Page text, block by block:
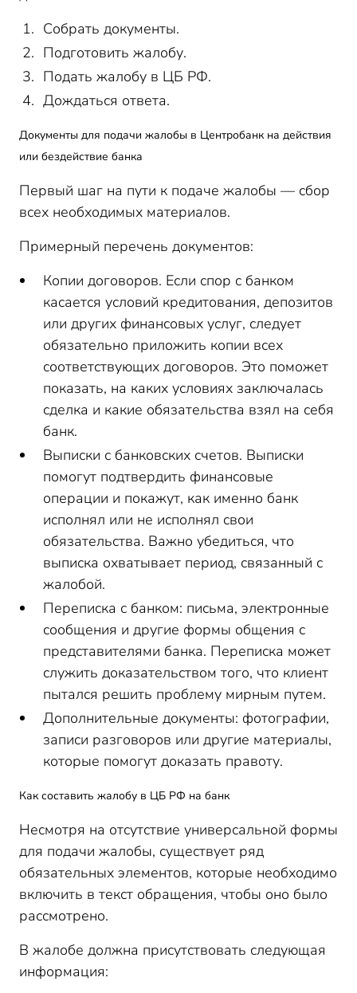
Собрать документы.
Подготовить жалобу.
Подать жалобу в ЦБ РФ.
Дождаться ответа.
Документы для подачи жалобы в Центробанк на действия
или бездействие банка
Первый шаг на пути к подаче жалобы — сбор
всех необходимых материалов.
Примерный перечень документов:
Копии договоров. Если спор с банком
касается условий кредитования, депозитов
или других финансовых услуг, следует
обязательно приложить копии всех
соответствующих договоров. Это поможет
показать, на каких условиях заключалась
сделка и какие обязательства взял на себя
банк.
Выписки с банковских счетов. Выписки
помогут подтвердить финансовые
операции и покажут, как именно банк
исполнял или не исполнял свои
обязательства. Важно убедиться, что
выписка охватывает период, связанный с
жалобой.
Переписка с банком: письма, электронные
сообщения и другие формы общения с
представителями банка. Переписка может
служить доказательством того, что клиент
пытался решить проблему мирным путем.
Дополнительные документы: фотографии,
записи разговоров или другие материалы,
которые помогут доказать правоту.
Как составить жалобу в ЦБ РФ на банк
Несмотря на отсутствие универсальной формы
для подачи жалобы, существует ряд
обязательных элементов, которые необходимо
включить в текст обращения, чтобы оно было
рассмотрено.
В жалобе должна присутствовать следующая
информация: